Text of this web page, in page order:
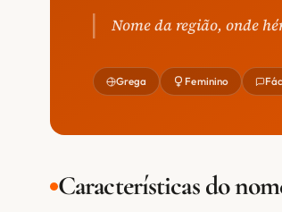
Nome da região, onde
Grega Feminino
Características do